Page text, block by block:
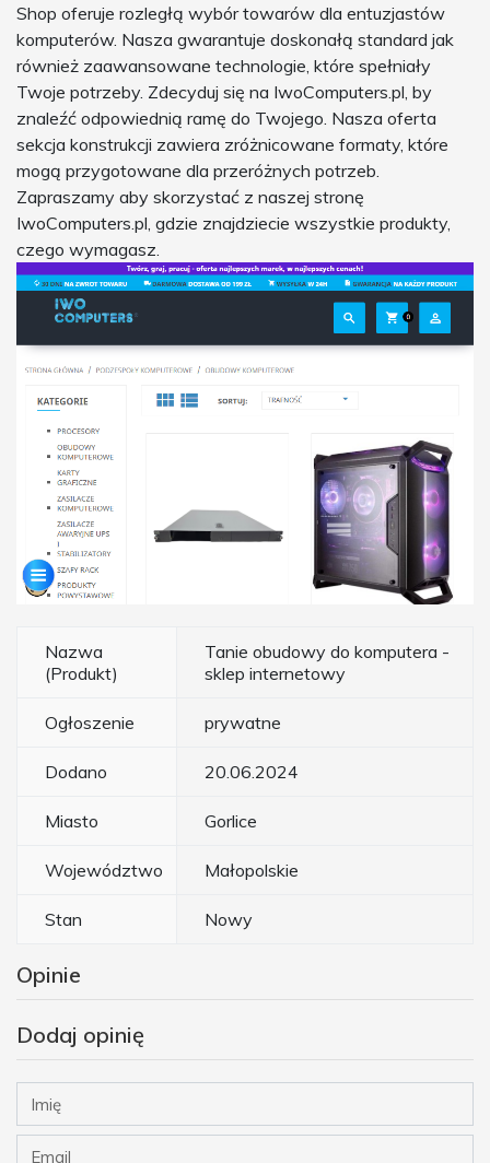
Shop oferuje rozległą wybór towarów dla entuzjastów
komputerów. Nasza gwarantuje doskonałą standard jak
również zaawansowane technologie, które spełniały
Twoje potrzeby. Zdecyduj się na IwoComputers.pl, by
znaleźć odpowiednią ramę do Twojego. Nasza oferta
sekcja konstrukcji zawiera zróżnicowane formaty, które
mogą przygotowane dla przeróżnych potrzeb.
Zapraszamy aby skorzystać z naszej stronę
IwoComputers.pl, gdzie znajdziecie wszystkie produkty,
czego wymagasz.
Nazwa
(Produkt)
Tanie obudowy do komputera -
sklep internetowy
Ogłoszenie prywatne
Dodano 20.06.2024
Miasto Gorlice
Województwo Małopolskie
Stan Nowy
Opinie
Dodaj opinię